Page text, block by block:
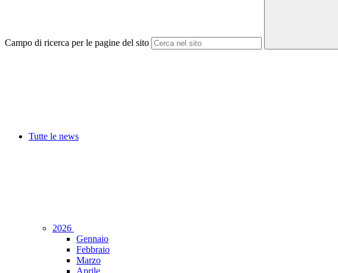
Campo di ricerca per le pagine del sito
Tutte le news
2026
Gennaio
Febbraio
Marzo